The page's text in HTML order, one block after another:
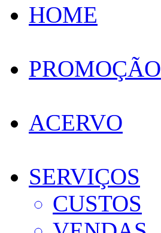
HOME
PROMOÇÃO
ACERVO
SERVIÇOS
CUSTOS